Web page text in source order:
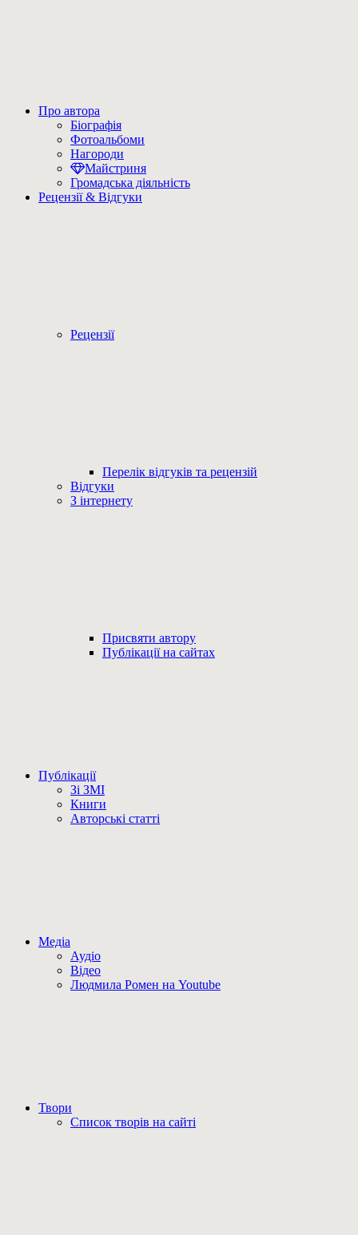
Про автора
Біографія
Фотоальбоми
Нагороди
Майстриня
Громадська діяльність
Рецензії & Відгуки
Рецензії
Перелік відгуків та рецензій
Відгуки
З інтернету
Присвяти автору
Публікації на сайтах
Публікації
Зі ЗМІ
Книги
Авторські статті
Медіа
Аудіо
Відео
Людмила Ромен на Youtube
Твори
Список творів на сайті